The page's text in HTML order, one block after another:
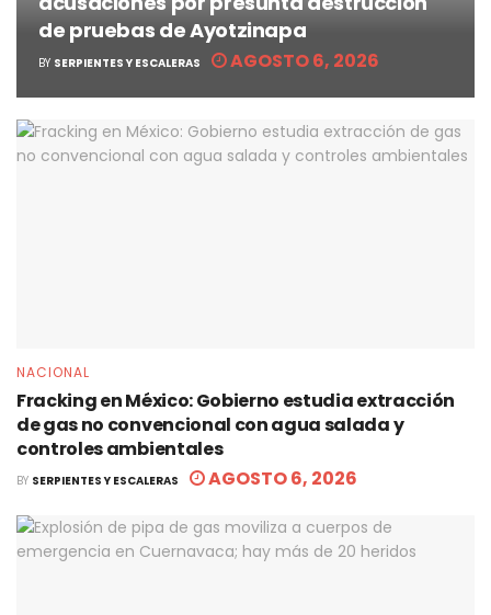
de pruebas de Ayotzinapa
BY SERPIENTES Y ESCALERAS AGOSTO 6, 2026
NACIONAL
Fracking en México: Gobierno estudia extracción
de gas no convencional con agua salada y
controles ambientales
BY SERPIENTES Y ESCALERAS AGOSTO 6, 2026